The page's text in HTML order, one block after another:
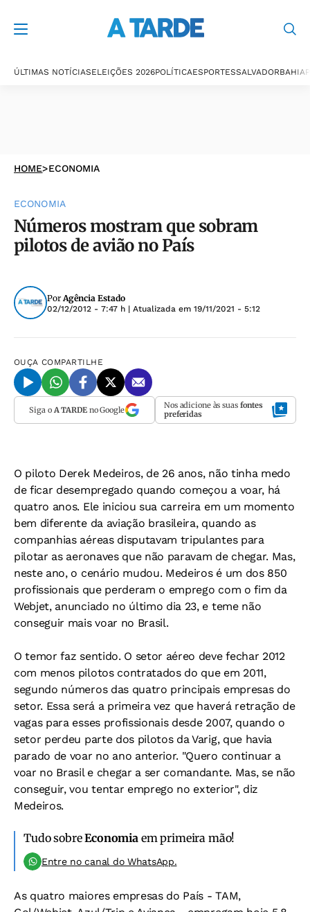
ÚLTIMAS NOTÍCIASELEIÇÕES 2026POLÍTICAESPORTESSALVADORBAHIA
HOME>ECONOMIA
ECONOMIA
Números mostram que sobram
pilotos de avião no País
PorAgência Estado
02/12/2012 - 7:47 h | Atualizada em 19/11/2021 - 5:12
OUÇA COMPARTILHE
Siga o A TARDEno Google Nos adicione às suas fontes
preferidas
O piloto Derek Medeiros, de 26 anos, não tinha medo
de ficar desempregado quando começou a voar, há
quatro anos. Ele iniciou sua carreira em um momento
bem diferente da aviação brasileira, quando as
companhias aéreas disputavam tripulantes para
pilotar as aeronaves que não paravam de chegar. Mas,
neste ano, o cenário mudou. Medeiros é um dos 850
profissionais que perderam o emprego com o fim da
Webjet, anunciado no último dia 23, e teme não
conseguir mais voar no Brasil.
O temor faz sentido. O setor aéreo deve fechar 2012
com menos pilotos contratados do que em 2011,
segundo números das quatro principais empresas do
setor. Essa será a primeira vez que haverá retração de
vagas para esses profissionais desde 2007, quando o
setor perdeu parte dos pilotos da Varig, que havia
parado de voar no ano anterior. "Quero continuar a
voar no Brasil e chegar a ser comandante. Mas, se não
conseguir, vou tentar emprego no exterior", diz
Medeiros.
Tudo sobreEconomiaem primeira mão!
Entre no canal do WhatsApp.
As quatro maiores empresas do País - TAM,